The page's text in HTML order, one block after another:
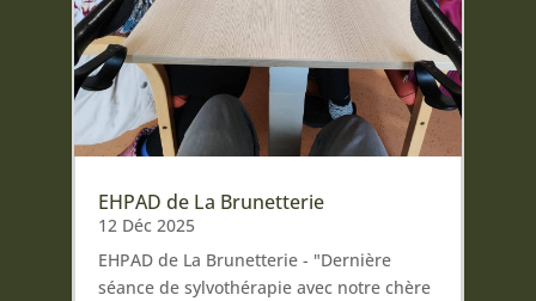
EHPAD de La Brunetterie
12 Déc 2025
EHPAD de La Brunetterie - "Dernière
séance de sylvothérapie avec notre chère